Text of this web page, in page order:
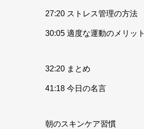
27:20 ストレス管理の方法
30:05 適度な運動のメリット
32:20 まとめ
41:18 今日の名言
朝のスキンケア習慣